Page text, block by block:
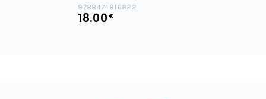
9788474816822
18.00€